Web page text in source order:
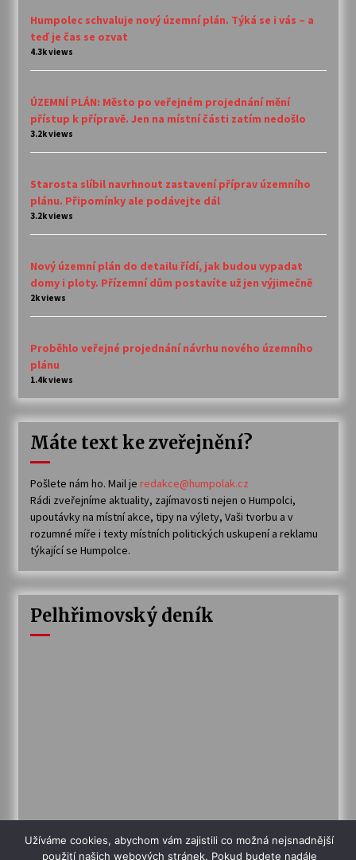
Humpolec schvaluje nový územní plán. Týká se i vás – a
teď je čas se ozvat
4.3k views
ÚZEMNÍ PLÁN: Město po veřejném projednání mění
přístup k přípravě. Jen na místní části zatím nedošlo
3.2k views
Starosta slíbil navrhnout zastavení příprav územního
plánu. Připomínky ale podávejte dál
3.2k views
Nový územní plán do detailu řídí, jak budou vypadat
domy i ploty. Přízemní dům postavíte už jen výjimečně
2k views
Proběhlo veřejné projednání návrhu nového územního
plánu
1.4k views
Máte text ke zveřejnění?
Pošlete nám ho. Mail je redakce@humpolak.cz
Rádi zveřejníme aktuality, zajímavosti nejen o Humpolci,
upoutávky na místní akce, tipy na výlety, Vaši tvorbu a v
rozumné míře i texty místních politických uskupení a reklamu
týkající se Humpolce.
Pelhřimovský deník
Užíváme cookies, abychom vám zajistili co možná nejsnadnější
použití našich webových stránek. Pokud budete nadále